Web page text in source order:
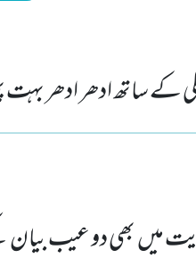
کے ساتھ ادھر ادھر
میںبھی دو عیب